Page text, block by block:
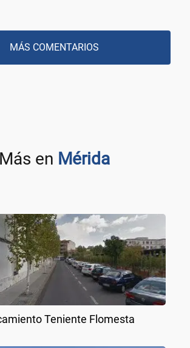
MÁS COMENTARIOS
Más en Mérida
Teniente Flomesta